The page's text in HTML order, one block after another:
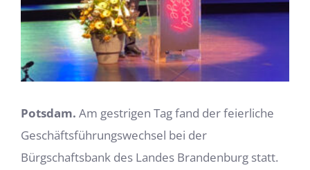
Potsdam. Am gestrigen Tag fand der feierliche
Geschäftsführungswechsel bei der
Bürgschaftsbank des Landes Brandenburg statt.